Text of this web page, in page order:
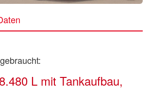
L mit Tankaufbau,